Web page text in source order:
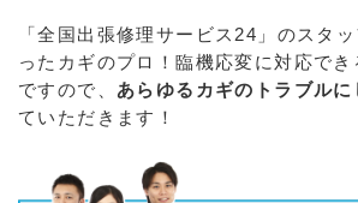
「全国出張修理サービス24」のスタ
ったカギのプロ！臨機応変に対応で
ですので、 あらゆるカギのトラブル
ていただきます！